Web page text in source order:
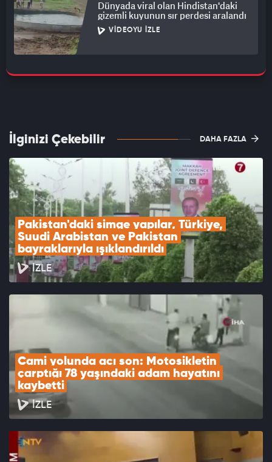
Dünyada viral olan Hindistan'daki
gizemli kuyunun sır perdesi aralandı
VIDEOYU İZLE
İlginizi Çekebilir DAHA FAZLA
Pakistan'daki simge yapılar, Türkiye,
Suudi Arabistan ve Pakistan
bayraklarıyla ışıklandırıldı
İZLE
Cami yolunda acı son: Motosikletin
çarptığı 78 yaşındaki adam hayatını
kaybetti
İZLE